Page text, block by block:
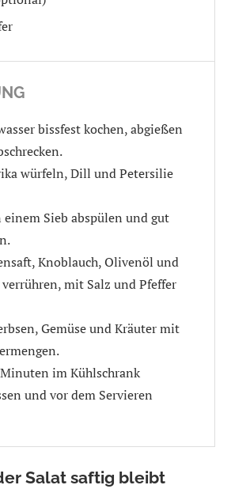
bissfest kochen, abgießen
würfeln, Dill und Petersilie
Sieb abspülen und gut
Knoblauch, Olivenöl und
mit Salz und Pfeffer
Gemüse und Kräuter mit
im Kühlschrank
und vor dem Servieren
Salat saftig bleibt